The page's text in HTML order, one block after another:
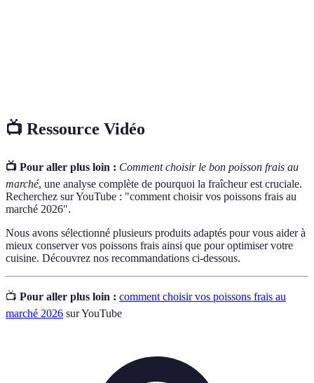
📺 Ressource Vidéo
📺 Pour aller plus loin : Comment choisir le bon poisson frais au
marché, une analyse complète de pourquoi la fraîcheur est cruciale.
Recherchez sur YouTube : "comment choisir vos poissons frais au
marché 2026".
Nous avons sélectionné plusieurs produits adaptés pour vous aider à
mieux conserver vos poissons frais ainsi que pour optimiser votre
cuisine. Découvrez nos recommandations ci-dessous.
📺 Pour aller plus loin : comment choisir vos poissons frais au
marché 2026 sur YouTube